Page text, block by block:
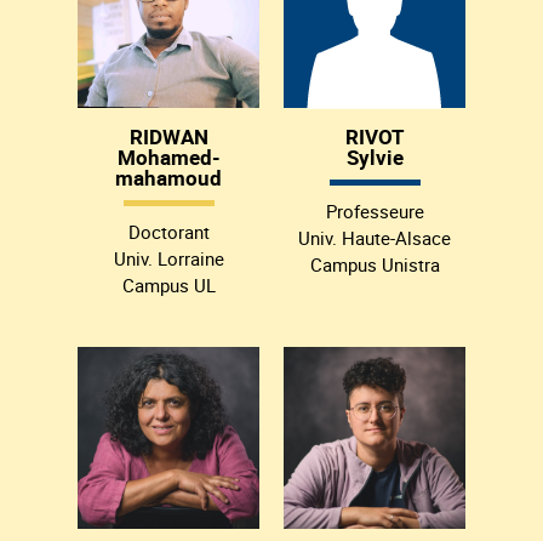
RIDWAN
Mohamed-
mahamoud
Doctorant
Univ. Lorraine
Campus UL
RIVOT
Sylvie
Professeure
Univ. Haute-Alsace
Campus Unistra